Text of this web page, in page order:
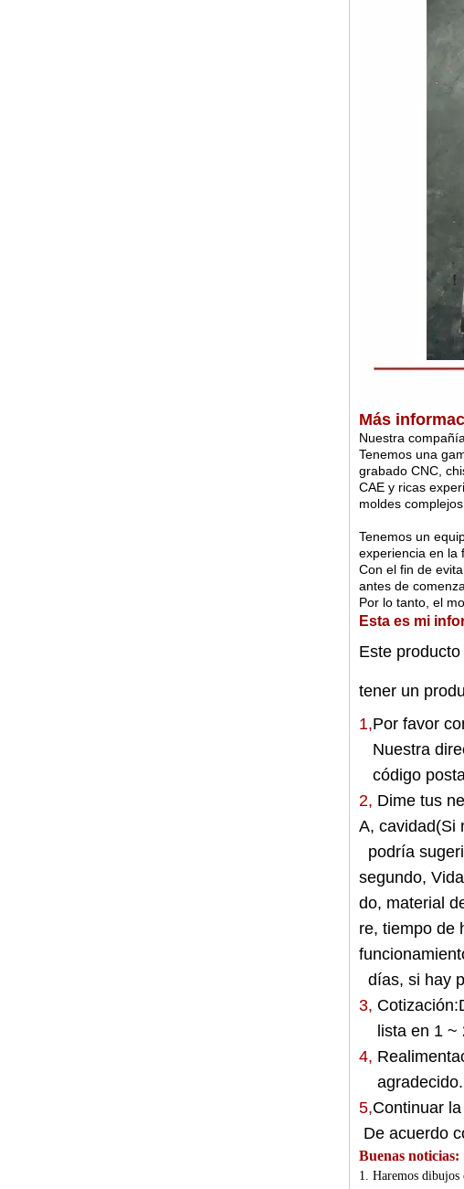
Más
Nuestra compañía
Tenemos una
grabado CNC,
CAE y ricas
moldes
Tenemos un
experiencia en la
Con el fin de
antes de
Por lo tanto, el
Esta es mi
Este
tener un
1,Por favor
Nuestra
código
2, Dime tus
A, cavidad(Si
podría
segundo,
do, material
re, tiempo de
días, si hay
3, Cotización:
lista en 1 ~
4,
agradecido.
5,Continuar
De acuerdo
Buenas noticias:
1. Haremos dibujos